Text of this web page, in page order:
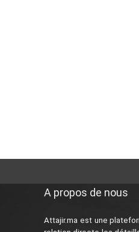
A propos de nous
Attajir.ma est une